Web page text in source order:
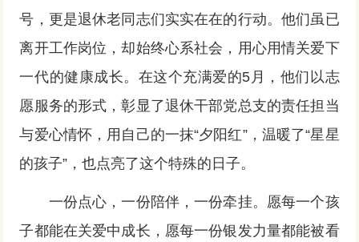
号，更是退休老同志们实实在在的行动。他们虽已
离开工作岗位，却始终心系社会，用心用情关爱下
一代的健康成长。在这个充满爱的5月，他们以志
愿服务的形式，彰显了退休干部党总支的责任担当
与爱心情怀，用自己的一抹“夕阳红”，温暖了“星星
的孩子”，也点亮了这个特殊的日子。
一份点心，一份陪伴，一份牵挂。愿每一个孩
子都能在关爱中成长，愿每一份银发力量都能被看